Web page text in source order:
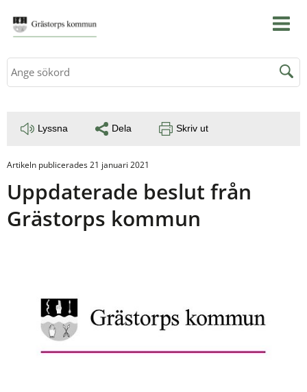
Sök
Lyssna Dela Skriv ut
Artikeln publicerades 21 januari 2021
Uppdaterade beslut från
Grästorps kommun